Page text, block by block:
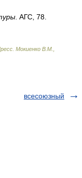
. АГС, 78.
Мокиенко В.М.,
всесоюзный